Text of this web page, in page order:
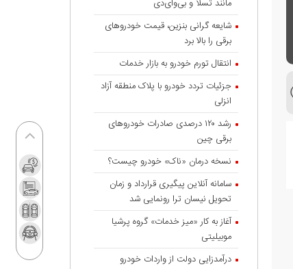
مانند تسلا و بی‌وای‌دی
شایعه گرانی بنزین، قیمت خودروهای
برقی را بالا برد
انتقال تورم خودرو به بازار خدمات
جزئیات تردد خودرو با پلاک منطقه آزاد
انزلی
رشد ۱۲۰ درصدی صادرات خودروهای
برقی چین
نسخه درمان «ناک» خودرو چیست؟
سامانه آنلاین پیگیری قرارداد‌ و زمان
تحویل نیسان ترا رونمایی شد
آغاز به کار «میز خدمات» گروه پرشیا
موبیلیتی
درآمدزایی دولت از واردات خودرو